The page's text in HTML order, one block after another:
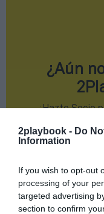
2playbook - Do
Information
If you wish to opt-out
processing of your
targeted advertising
section to confirm
¿Aún
¡Hazte Socio
Compartir